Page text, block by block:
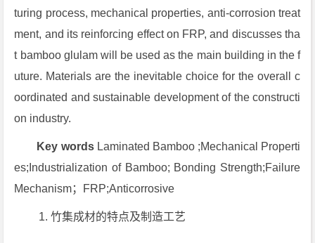
turing process, mechanical properties, anti-corrosion treat
ment, and its reinforcing effect on FRP, and discusses tha
t bamboo glulam will be used as the main building in the f
uture. Materials are the inevitable choice for the overall c
oordinated and sustainable development of the constructi
on industry.
Key words Laminated Bamboo ;Mechanical Properti
es;Industrialization of Bamboo; Bonding Strength;Failure
Mechanism；FRP;Anticorrosive
竹集成材的特点及制造工艺